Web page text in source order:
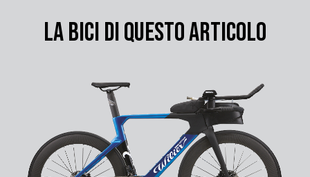
LA BICI DI QUESTO ARTICOLO